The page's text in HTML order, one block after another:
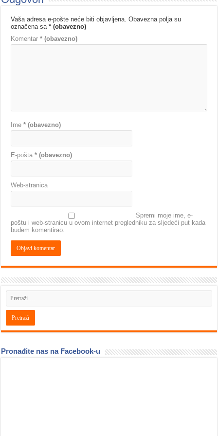
Vaša adresa e-pošte neće biti objavljena. Obavezna polja su
označena sa* (obavezno)
Komentar* (obavezno)
Ime* (obavezno)
E-pošta* (obavezno)
Web-stranica
Spremi moje ime, e-
poštu i web-stranicu u ovom internet pregledniku za sljedeći put kada
budem komentirao.
Pronađite nas na Facebook-u